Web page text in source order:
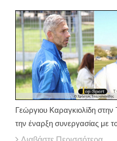
Γεώργιου Καραγκιολίδη στην
την έναρξη συνεργασίας με